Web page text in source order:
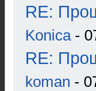
RE:
Konica-
RE:
koman -